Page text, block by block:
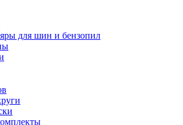
для шин и бензопил